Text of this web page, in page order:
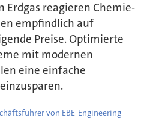
Erdgas reagieren Chemie-
empfindlich auf
Preise. Optimierte
mit modernen
eine einfache
von EBE-Engineering